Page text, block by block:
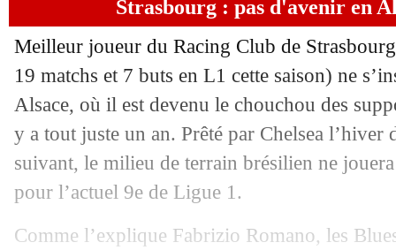
Strasbourg : pas d'avenir en
Meilleur joueur du Racing Club de
19 matchs et 7 buts en L1 cette saison) ne
Alsace, où il est devenu le chouchou des
y a tout juste un an. Prêté par Chelsea l’hiver
suivant, le milieu de terrain brésilien ne
pour l’actuel 9e de Ligue 1.
Comme l’explique Fabrizio Romano, les
05/02 Nantes: un choix évident pour
05/02 PSG: Naples justifie le départ de
05/02 Divers : Kurzawa, finalement le
05/02 Man City : plus dépensier que la L1
Lyon : départ avorté, compensation